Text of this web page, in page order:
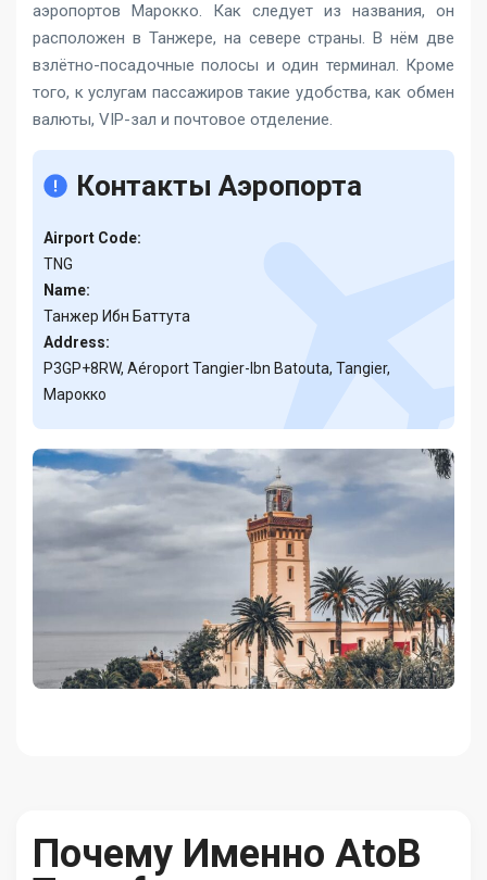
аэропортов Марокко. Как следует из названия, он
расположен в Танжере, на севере страны. В нём две
взлётно-посадочные полосы и один терминал. Кроме
того, к услугам пассажиров такие удобства, как обмен
валюты, VIP-зал и почтовое отделение.
Контакты Аэропорта
Airport Code:
TNG
Name:
Танжер Ибн Баттута
Address:
P3GP+8RW, Aéroport Tangier-Ibn Batouta, Tangier,
Марокко
Почему Именно AtoB